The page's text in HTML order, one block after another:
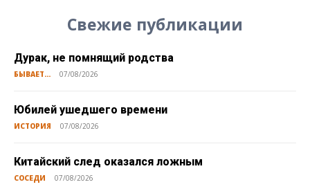
Свежие публикации
Дурак, не помнящий родства
БЫВАЕТ... 07/08/2026
Юбилей ушедшего времени
ИСТОРИЯ 07/08/2026
Китайский след оказался ложным
СОСЕДИ 07/08/2026